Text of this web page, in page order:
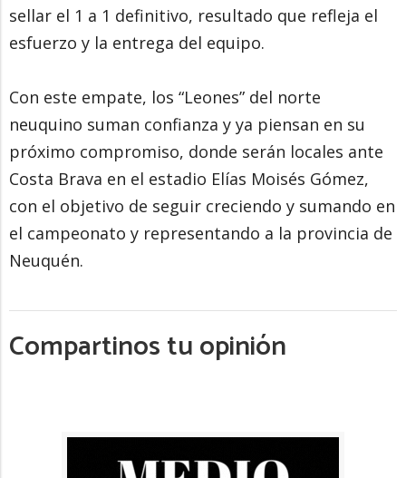
sellar el 1 a 1 definitivo, resultado que refleja el
esfuerzo y la entrega del equipo.
Con este empate, los “Leones” del norte
neuquino suman confianza y ya piensan en su
próximo compromiso, donde serán locales ante
Costa Brava en el estadio Elías Moisés Gómez,
con el objetivo de seguir creciendo y sumando en
el campeonato y representando a la provincia de
Neuquén.
Compartinos tu opinión